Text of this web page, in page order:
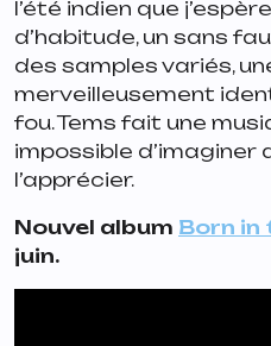
l’été indien que
d’habitude, un sans
des samples variés,
merveilleusement
fou. Tems fait une
impossible d’imaginer
l’apprécier.
Nouvel album Born in
juin.